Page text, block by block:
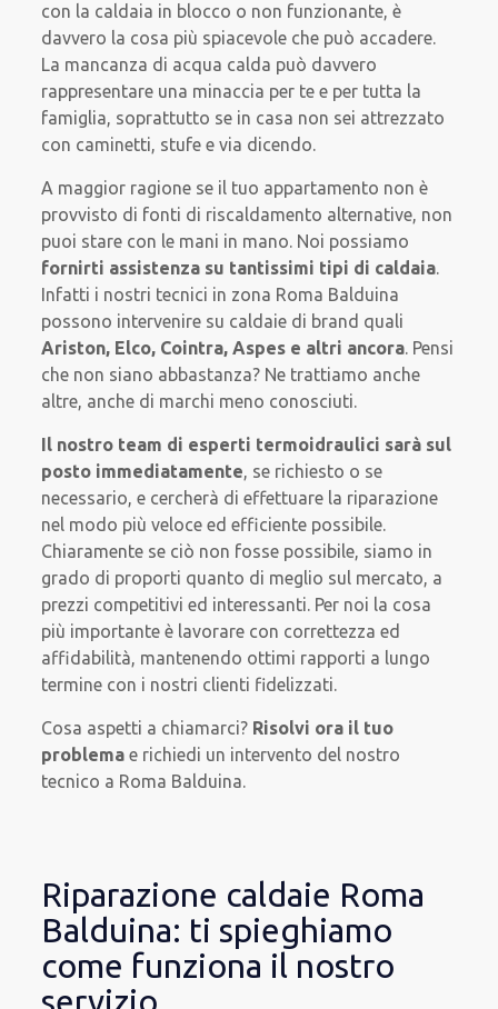
con la caldaia in blocco o non funzionante, è
davvero la cosa più spiacevole che può accadere.
La mancanza di acqua calda può davvero
rappresentare una minaccia per te e per tutta la
famiglia, soprattutto se in casa non sei attrezzato
con caminetti, stufe e via dicendo.
A maggior ragione se il tuo appartamento non è
provvisto di fonti di riscaldamento alternative, non
puoi stare con le mani in mano. Noi possiamo
fornirti assistenza su tantissimi tipi di caldaia.
Infatti i nostri tecnici in zona Roma Balduina
possono intervenire su caldaie di brand quali
Ariston, Elco, Cointra, Aspes e altri ancora. Pensi
che non siano abbastanza? Ne trattiamo anche
altre, anche di marchi meno conosciuti.
Il nostro team di esperti termoidraulici sarà sul
posto immediatamente, se richiesto o se
necessario, e cercherà di effettuare la riparazione
nel modo più veloce ed efficiente possibile.
Chiaramente se ciò non fosse possibile, siamo in
grado di proporti quanto di meglio sul mercato, a
prezzi competitivi ed interessanti. Per noi la cosa
più importante è lavorare con correttezza ed
affidabilità, mantenendo ottimi rapporti a lungo
termine con i nostri clienti fidelizzati.
Cosa aspetti a chiamarci? Risolvi ora il tuo
problema e richiedi un intervento del nostro
tecnico a Roma Balduina.
Riparazione caldaie Roma
Balduina: ti spieghiamo
come funziona il nostro
servizio